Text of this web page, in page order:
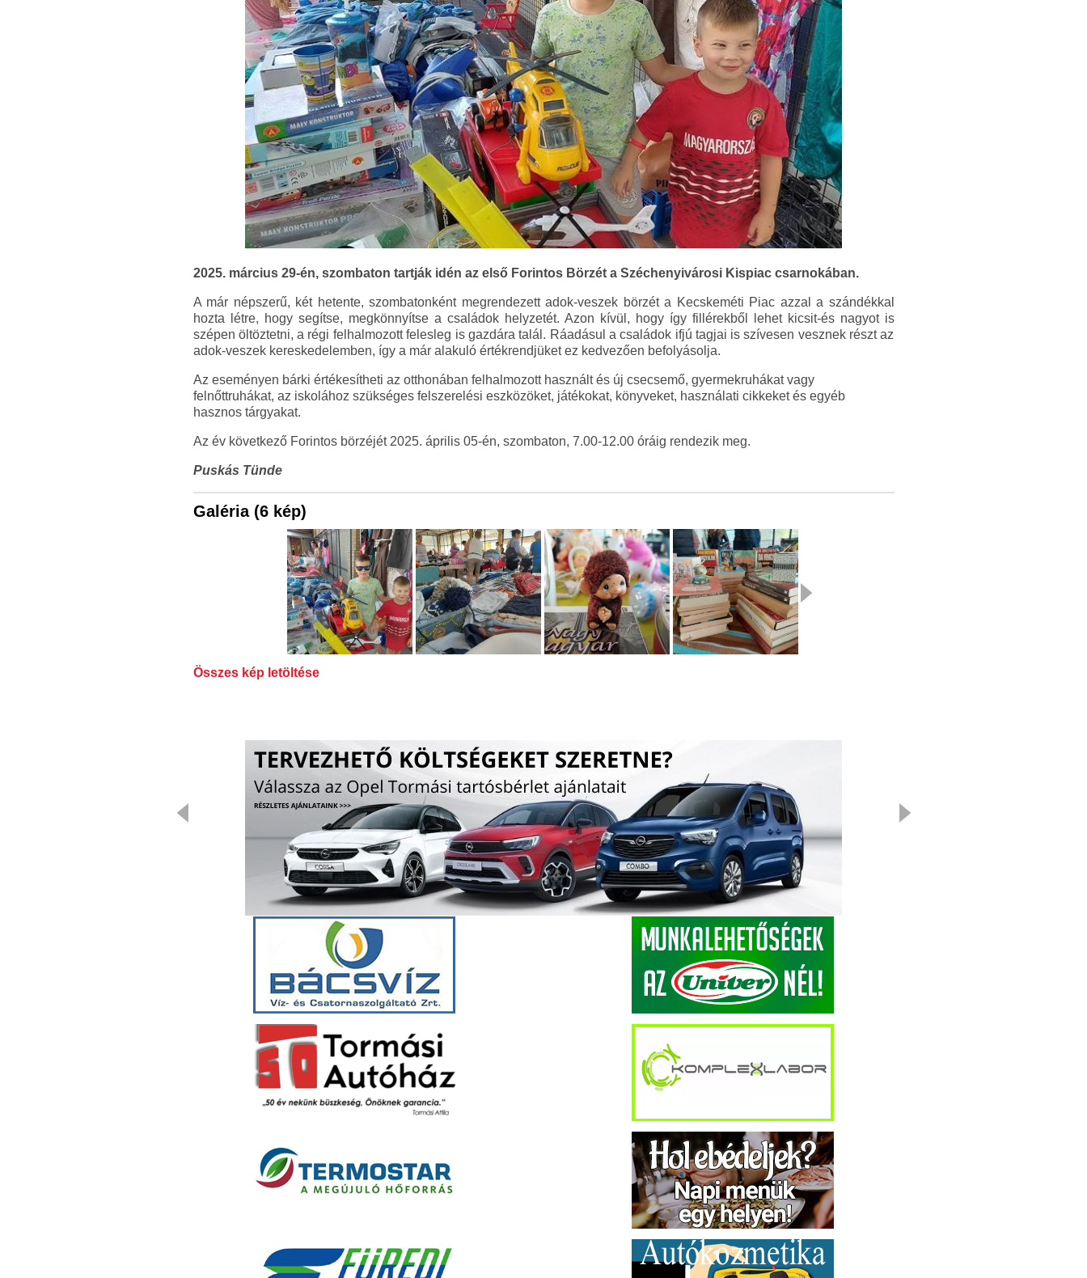
2025. március 29-én, szombaton tartják idén az első Forintos Börzét a Széchenyivárosi Kispiac csarnokában.
A már népszerű, két hetente, szombatonként megrendezett adok-veszek börzét a Kecskeméti Piac azzal a szándékkal
hozta létre, hogy segítse, megkönnyítse a családok helyzetét. Azon kívül, hogy így fillérekből lehet kicsit-és nagyot is
szépen öltöztetni, a régi felhalmozott felesleg is gazdára talál. Ráadásul a családok ifjú tagjai is szívesen vesznek részt az
adok-veszek kereskedelemben, így a már alakuló értékrendjüket ez kedvezően befolyásolja.
Az eseményen bárki értékesítheti az otthonában felhalmozott használt és új csecsemő, gyermekruhákat vagy
felnőttruhákat, az iskolához szükséges felszerelési eszközöket, játékokat, könyveket, használati cikkeket és egyéb
hasznos tárgyakat.
Az év következő Forintos börzéjét 2025. április 05-én, szombaton, 7.00-12.00 óráig rendezik meg.
Puskás Tünde
Galéria (6 kép)
Összes kép letöltése